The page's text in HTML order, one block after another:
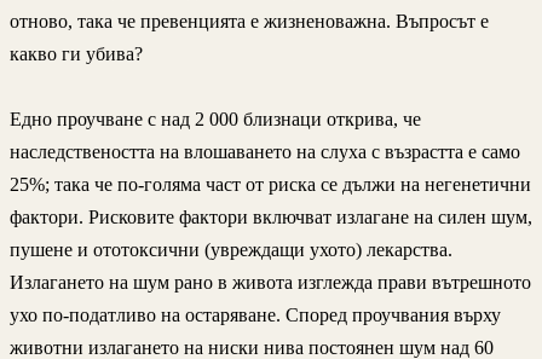
отново, така че превенцията е жизненоважна. Въпросът е
какво ги убива?
Едно проучване с над 2 000 близнаци открива, че
наследствеността на влошаването на слуха с възрастта е само
25%; така че по-голяма част от риска се дължи на негенетични
фактори. Рисковите фактори включват излагане на силен шум,
пушене и ототоксични (увреждащи ухото) лекарства.
Излагането на шум рано в живота изглежда прави вътрешното
ухо по-податливо на остаряване. Според проучвания върху
животни излагането на ниски нива постоянен шум над 60